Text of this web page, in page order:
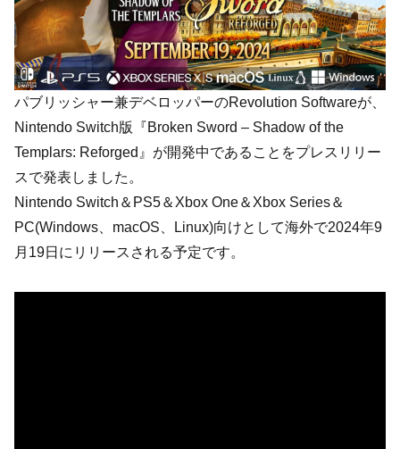
パブリッシャー兼デベロッパーのRevolution Softwareが、
Nintendo Switch版『Broken Sword – Shadow of the
Templars: Reforged』が開発中であることをプレスリリー
スで発表しました。
Nintendo Switch＆PS5＆Xbox One＆Xbox Series＆
PC(Windows、macOS、Linux)向けとして海外で2024年9
月19日にリリースされる予定です。